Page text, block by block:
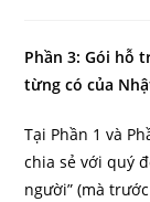
Phần 3: Gói hỗ
từng có của
Tại Phần 1 và
chia sẻ với quý
người” (mà